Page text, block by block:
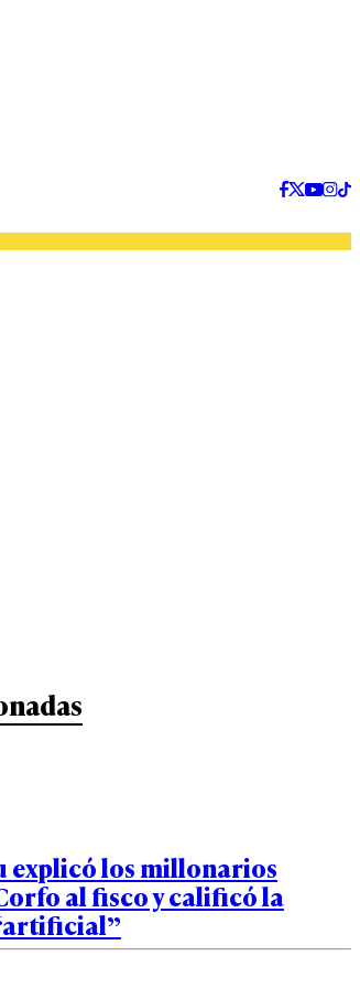
explicó los millonarios
al fisco y calificó la